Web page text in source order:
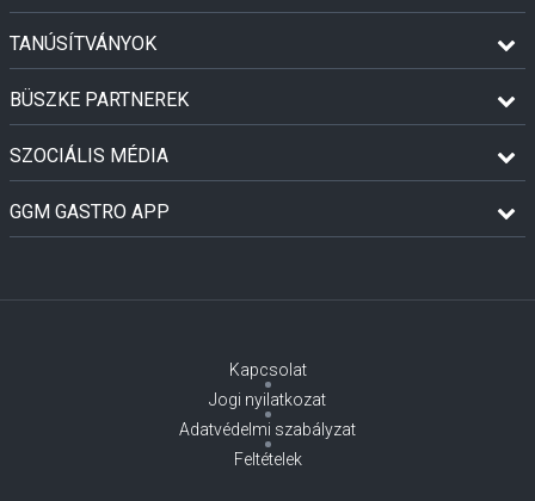
TANÚSÍTVÁNYOK
BÜSZKE PARTNEREK
SZOCIÁLIS MÉDIA
GGM GASTRO APP
Kapcsolat
Jogi nyilatkozat
Adatvédelmi szabályzat
Feltételek